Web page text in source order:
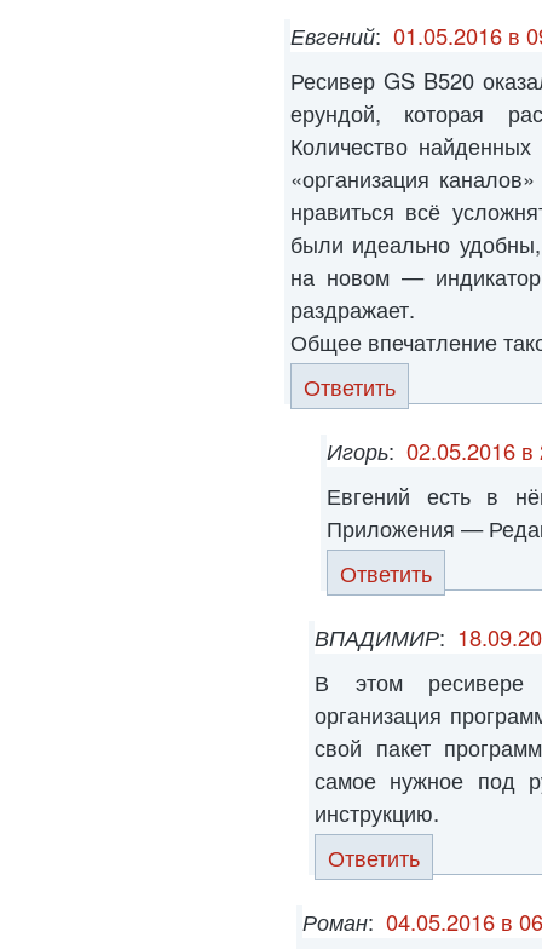
Евгений: 01.05.2016 в
Ресивер GS B520
ерундой, которая
Количество
«организация
нравиться всё
были идеально
на новом —
раздражает.
Общее впечатление
Ответить
Игорь: 02.05.2016 в
Евгений есть в
Приложения —
Ответить
ВПАДИМИР:
В этом ресивере
организация
свой пакет
самое нужное под
инструкцию.
Ответить
Роман: 04.05.2016 в